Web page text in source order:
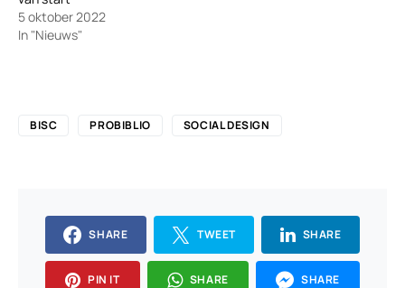
5 oktober 2022
In "Nieuws"
BISC PROBIBLIO SOCIAL DESIGN
SHARE TWEET SHARE
PIN IT SHARE SHARE